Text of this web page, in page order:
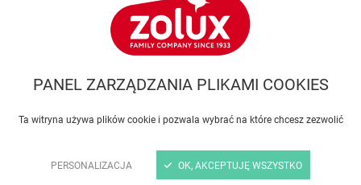
PANEL ZARZĄDZANIA PLIKAMI COOKIES
Ta witryna używa plików cookie i pozwala wybrać na które chcesz zezwolić
PERSONALIZACJA OK, AKCEPTUJĘ WSZYSTKO
drewno, skóra, bawełna lub nawet z trukwy. Nie bój się
wybierać też przedmiotów z metalu bądź stali,
ponieważ zabawki po pewnym czasie mogą zostać
pupilowi krzywdy!